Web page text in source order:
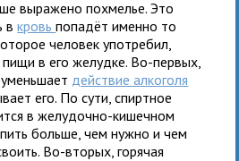
выражено похмелье. Это
вкровьпопадёт именно то
человек употребил,
в его желудке. Во-первых,
действие алкоголя
его. По сути, спиртное
в желудочно-кишечном
больше, чем нужно и чем
Во-вторых, горячая